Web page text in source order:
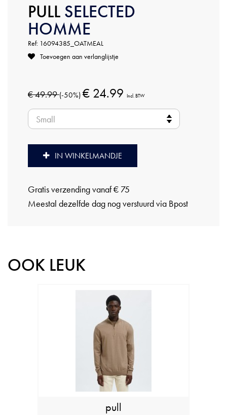
PULL SELECTED
HOMME
Ref: 16094385_OATMEAL
Toevoegen aan verlanglijstje
€ 49.99(-50%) € 24.99 Incl. BTW
IN WINKELMANDJE
Gratis verzending vanaf € 75
Meestal dezelfde dag nog verstuurd via Bpost
OOK LEUK
pull